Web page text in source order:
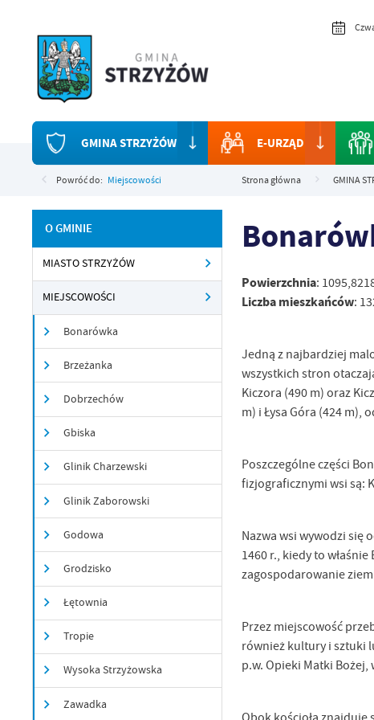
GMINA STRZYŻÓW E-URZĄD
Powróć do: Miejscowości Strona główna GMINA
O GMINIE
MIASTO STRZYŻÓW
MIEJSCOWOŚCI
Bonarówka
Brzeżanka
Dobrzechów
Gbiska
Glinik Charzewski
Glinik Zaborowski
Godowa
Grodzisko
Łętownia
Tropie
Wysoka Strzyżowska
Zawadka
Powierzchnia:
Liczba mieszkańców:
Jedną z najbardziej
wszystkich stron
Kiczora (490 m) oraz
m) i Łysa Góra (424 m),
Poszczególne części
fizjograficznymi wsi są:
Nazwa wsi wywodzi się
1460 r., kiedy to
zagospodarowanie
Przez miejscowość
również kultury i sztuki
p.w. Opieki Matki